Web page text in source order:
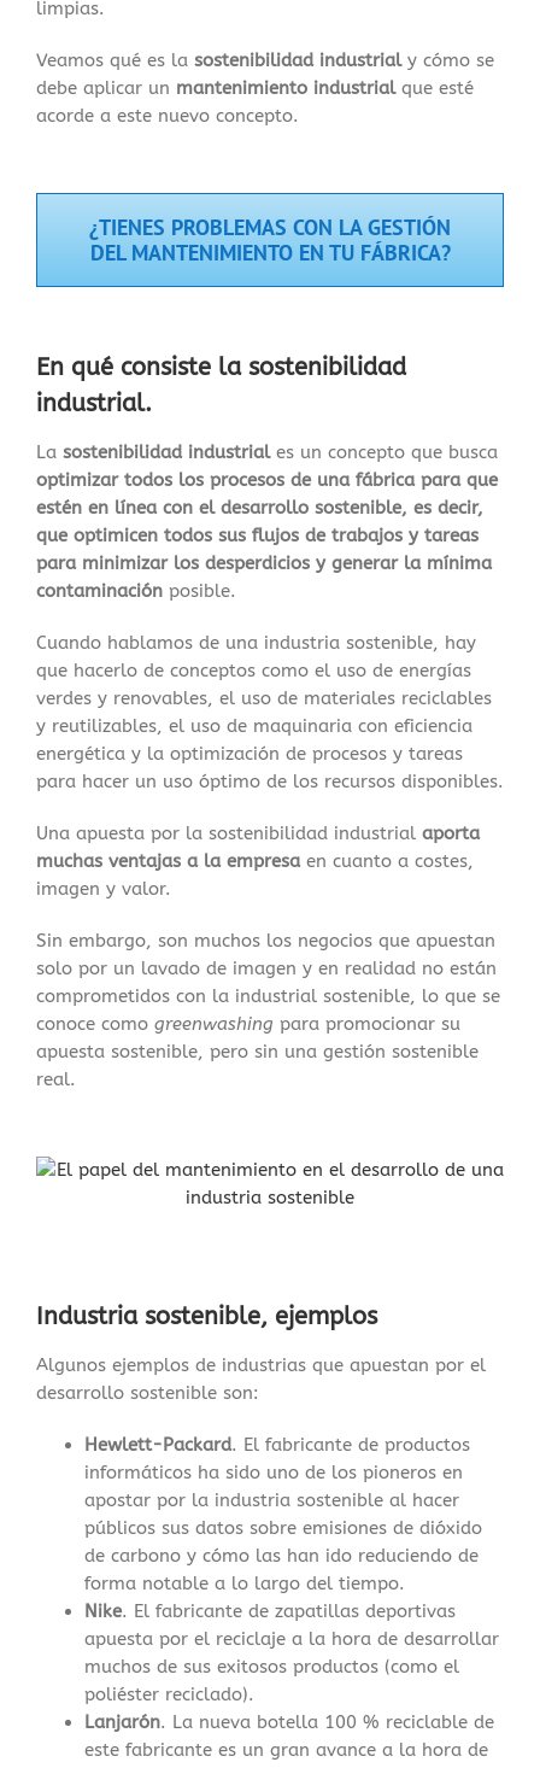
limpias.
Veamos qué es la sostenibilidad industrialy cómo se
debe aplicar un mantenimiento industrialque esté
acorde a este nuevo concepto.
¿TIENES PROBLEMAS CON LA GESTIÓN
DEL MANTENIMIENTO EN TU FÁBRICA?
En qué consiste la sostenibilidad
industrial.
La sostenibilidad industriales un concepto que busca
optimizar todos los procesos de una fábrica para que
estén en línea con el desarrollo sostenible, es decir,
que optimicen todos sus flujos de trabajos y tareas
para minimizar los desperdicios y generar la mínima
contaminación posible.
Cuando hablamos de una industria sostenible, hay
que hacerlo de conceptos como el uso de energías
verdes y renovables, el uso de materiales reciclables
y reutilizables, el uso de maquinaria con eficiencia
energética y la optimización de procesos y tareas
para hacer un uso óptimo de los recursos disponibles.
Una apuesta por la sostenibilidad industrial aporta
muchas ventajas a la empresaen cuanto a costes,
imagen y valor.
Sin embargo, son muchos los negocios que apuestan
solo por un lavado de imagen y en realidad no están
comprometidos con la industrial sostenible, lo que se
conoce como greenwashing para promocionar su
apuesta sostenible, pero sin una gestión sostenible
real.
Industria sostenible, ejemplos
Algunos ejemplos de industrias que apuestan por el
desarrollo sostenible son:
Hewlett-Packard. El fabricante de productos
informáticos ha sido uno de los pioneros en
apostar por la industria sostenible al hacer
públicos sus datos sobre emisiones de dióxido
de carbono y cómo las han ido reduciendo de
forma notable a lo largo del tiempo.
Nike. El fabricante de zapatillas deportivas
apuesta por el reciclaje a la hora de desarrollar
muchos de sus exitosos productos (como el
poliéster reciclado).
Lanjarón. La nueva botella 100 % reciclable de
este fabricante es un gran avance a la hora de